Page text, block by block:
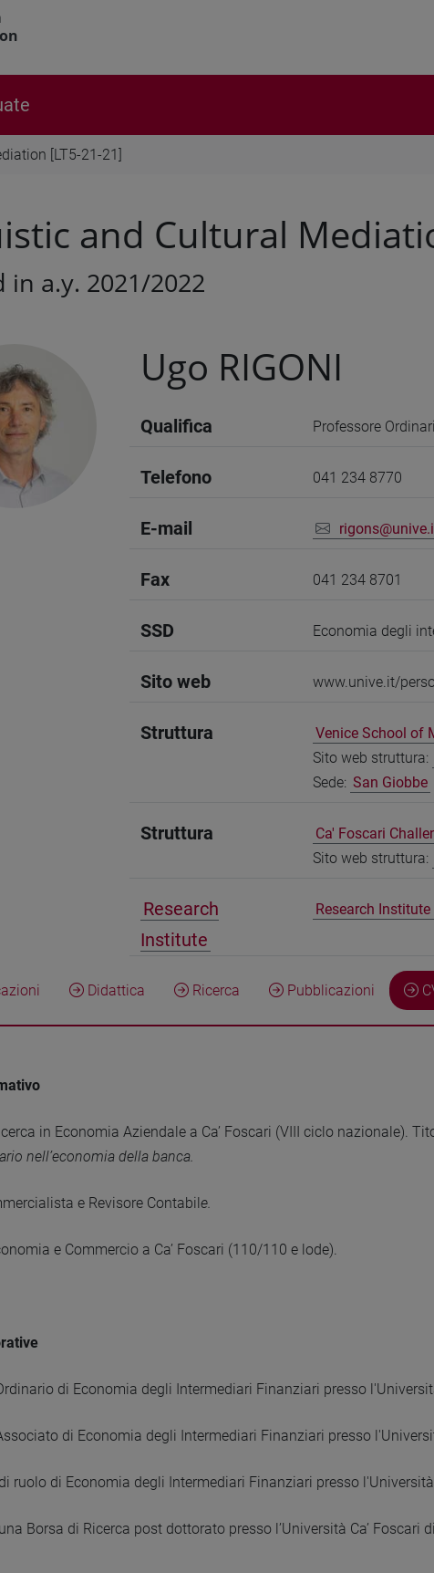
[LT5-21-21]
and Cultural
in a.y. 2021/2022
Ugo RIGONI
Qualifica Professore
Telefono 041 234 8770
E-mail
Fax 041 234 8701
SSD Economia degli
Sito web www.unive.it/
Struttura
Venice School of
Sito web struttura:
Sede: San Giobbe
Struttura
Ca' Foscari
Sito web struttura:
Research
Institute
Research
Didattica Ricerca Pubblicazioni
in Economia Aziendale a Ca’ Foscari (VIII ciclo nazionale).
nell’economia della banca.
e Revisore Contabil e.
e Commercio a Ca’ Foscari (110/110 e lode).
di Economia degli Intermediari Finanziari presso
di Economia degli Intermediari Finanziari presso
ruolo di Economia degli Intermediari Finanziari presso
Borsa di Ricerca post dottorato presso l’Università Ca’ Foscari